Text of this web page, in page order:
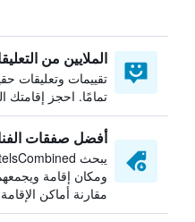
الملايين من
تقييمات وتعليقات
تمامًا. احجز إقامتك
أفضل صفقات
ومكان إقامة
مقارنة أماكن الإقامة